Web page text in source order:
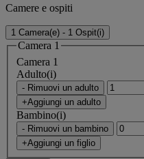
Camere e ospiti
1 Camera(e) - 1 Ospit(i)
Camera 1
Camera 1
Adulto(i)
- Rimuovi un adulto
+Aggiungi un adulto
Bambino(i)
- Rimuovi un bambino
+Aggiungi un figlio